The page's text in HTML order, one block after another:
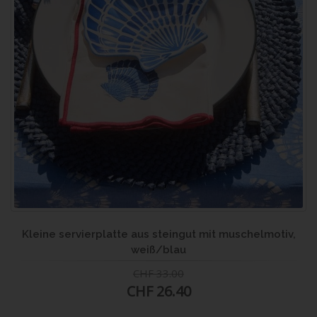
Kleine servierplatte aus steingut mit muschelmotiv,
weiß/blau
CHF 26.40